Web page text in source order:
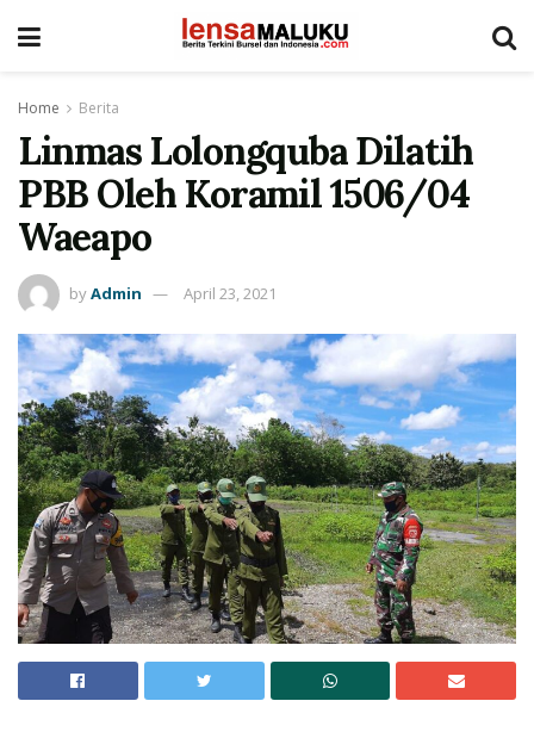
Home Berita
Linmas Lolongquba Dilatih
PBB Oleh Koramil 1506/04
Waeapo
byAdmin April 23, 2021